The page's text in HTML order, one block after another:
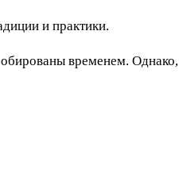
и практики.
временем.